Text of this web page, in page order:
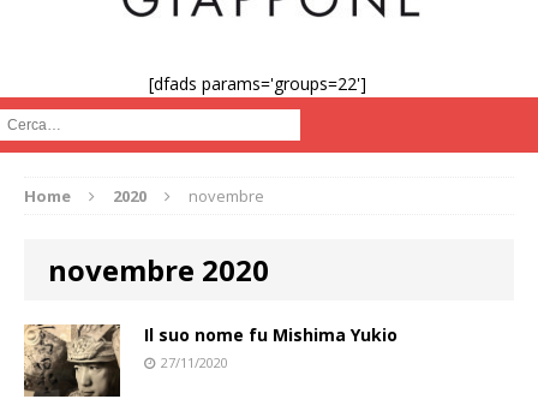
[dfads params='groups=22']
Cerca :
Home 2020 novembre
novembre 2020
Il suo nome fu Mishima Yukio
27/11/2020